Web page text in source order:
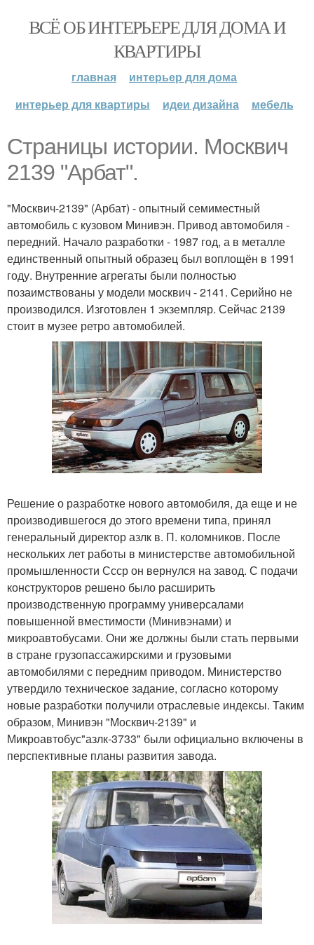
ВСЁ ОБ ИНТЕРЬЕРЕ ДЛЯ ДОМА И
КВАРТИРЫ
главная
интерьер для дома
интерьер для квартиры
идеи дизайна мебель
Страницы истории. Москвич
2139 "Арбат".
"Москвич-2139" (Арбат) - опытный семиместный
автомобиль с кузовом Минивэн. Привод автомобиля -
передний. Начало разработки - 1987 год, а в металле
единственный опытный образец был воплощён в 1991
году. Внутренние агрегаты были полностью
позаимствованы у модели москвич - 2141. Серийно не
производился. Изготовлен 1 экземпляр. Сейчас 2139
стоит в музее ретро автомобилей.
Решение о разработке нового автомобиля, да еще и не
производившегося до этого времени типа, принял
генеральный директор азлк в. П. коломников. После
нескольких лет работы в министерстве автомобильной
промышленности Ссср он вернулся на завод. С подачи
конструкторов решено было расширить
производственную программу универсалами
повышенной вместимости (Минивэнами) и
микроавтобусами. Они же должны были стать первыми
в стране грузопассажирскими и грузовыми
автомобилями с передним приводом. Министерство
утвердило техническое задание, согласно которому
новые разработки получили отраслевые индексы. Таким
образом, Минивэн "Москвич-2139" и
Микроавтобус"азлк-3733" были официально включены в
перспективные планы развития завода.